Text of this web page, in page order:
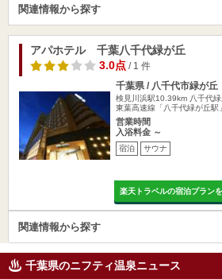
関連情報から探す
アパホテル 千葉八千代緑が丘
3.0点/ 1 件
千葉県 / 八千代市緑が丘
検見川浜駅10.39km 八千代
東葉高速線「八千代緑が丘駅
営業時間
入浴料金 ～
宿泊 サウナ
楽天トラベルの宿泊プラン
関連情報から探す
千葉県のニフティ温泉ニュース